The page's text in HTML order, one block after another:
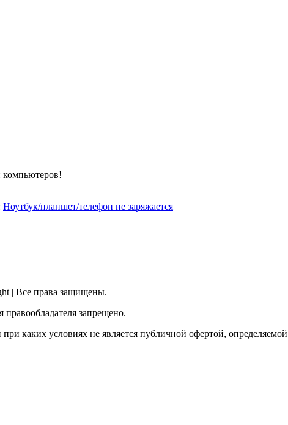
компьютеров!
Ноутбук/планшет/телефон не заряжается
| Все права защищены.
правообладателя запрещено.
каких условиях не является публичной офертой,